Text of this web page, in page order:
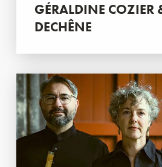
GÉRALDINE COZIER
DECHÊNE